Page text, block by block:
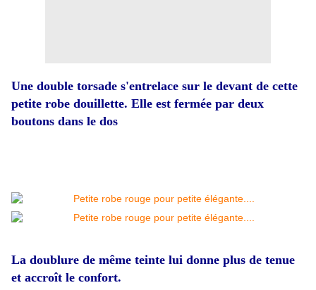
Une double torsade s'entrelace sur le devant de cette
petite robe douillette. Elle est fermée par deux
boutons dans le dos
La doublure de même teinte lui donne plus de tenue
et accroît le confort.